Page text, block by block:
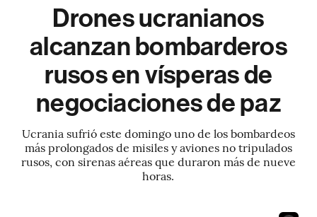
Drones ucranianos
alcanzan bombarderos
rusos en vísperas de
negociaciones de paz
Ucrania sufrió este domingo uno de los bombardeos
más prolongados de misiles y aviones no tripulados
rusos, con sirenas aéreas que duraron más de nueve
horas.